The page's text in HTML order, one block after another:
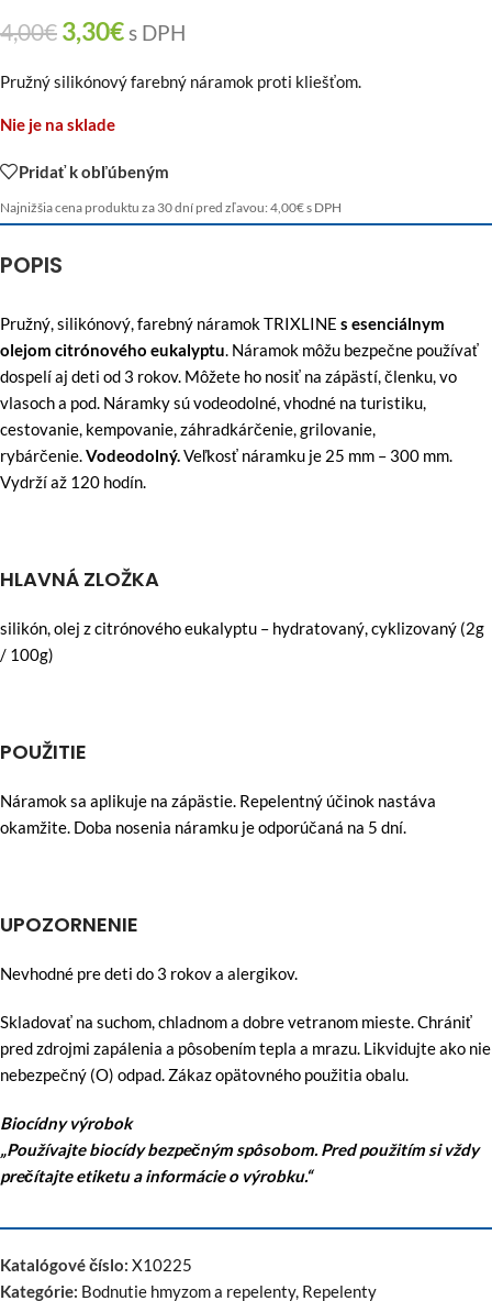
4,00€ 3,30€s DPH
Pružný silikónový farebný náramok proti kliešťom.
Nie je na sklade
Pridať k obľúbeným
Najnižšia cena produktu za 30 dní pred zľavou: 4,00€s DPH
POPIS
Pružný, silikónový, farebný náramok TRIXLINE s esenciálnym
olejom citrónového eukalyptu. Náramok môžu bezpečne používať
dospelí aj deti od 3 rokov. Môžete ho nosiť na zápästí, členku, vo
vlasoch a pod. Náramky sú vodeodolné, vhodné na turistiku,
cestovanie, kempovanie, záhradkárčenie, grilovanie,
rybárčenie.Vodeodolný.Veľkosť náramku je 25 mm – 300 mm.
Vydrží až 120 hodín.
HLAVNÁ ZLOŽKA
silikón, olej z citrónového eukalyptu – hydratovaný, cyklizovaný (2g
/ 100g)
POUŽITIE
Náramok sa aplikuje na zápästie. Repelentný účinok nastáva
okamžite. Doba nosenia náramku je odporúčaná na 5 dní.
UPOZORNENIE
Nevhodné pre deti do 3 rokov a alergikov.
Skladovať na suchom, chladnom a dobre vetranom mieste. Chrániť
pred zdrojmi zapálenia a pôsobením tepla a mrazu. Likvidujte ako nie
nebezpečný (O) odpad. Zákaz opätovného použitia obalu.
Biocídny výrobok
„Používajte biocídy bezpečným spôsobom. Pred použitím si vždy
prečítajte etiketu a informácie o výrobku.“
Katalógové číslo: X10225
Kategórie: Bodnutie hmyzom a repelenty, Repelenty